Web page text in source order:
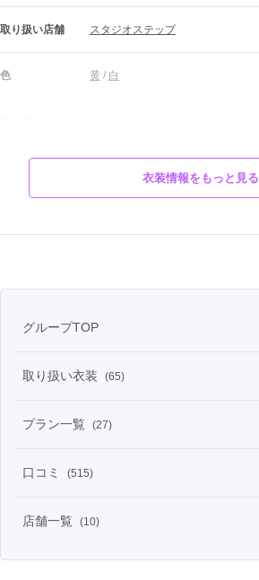
取り扱い店舗 スタジオステップ
色 黄 / 白
商品説明
衣装情報をもっと見る
グループTOP
取り扱い衣装 (65)
プラン一覧 (27)
口コミ (515)
店舗一覧 (10)